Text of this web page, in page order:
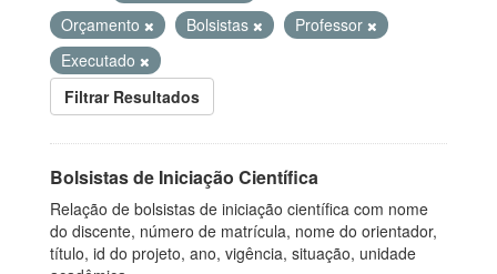
Orçamento
Bolsistas
Professor
Executado
Filtrar Resultados
Bolsistas de Iniciação Científica
Relação de bolsistas de iniciação científica com nome
do discente, número de matrícula, nome do orientador,
título, id do projeto, ano, vigência, situação, unidade